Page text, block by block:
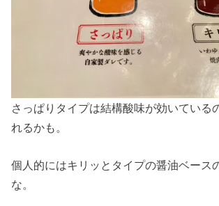
さっぱりタイプは結構酸味が効いている
れるかも。
個人的にはキリッとタイプの醤油ベース
な。